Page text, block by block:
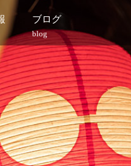
ブログ
blog